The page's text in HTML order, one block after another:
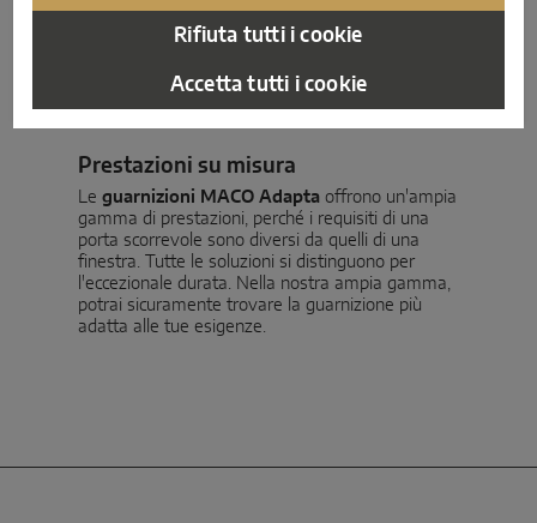
Prestazioni su misura
Le guarnizioni MACO Adapta offrono un'ampia
gamma di prestazioni, perché i requisiti di una
porta scorrevole sono diversi da quelli di una
finestra. Tutte le soluzioni si distinguono per
l'eccezionale durata. Nella nostra ampia gamma,
potrai sicuramente trovare la guarnizione più
adatta alle tue esigenze.
Rifiuta tutti i cookie
Accetta tutti i cookie